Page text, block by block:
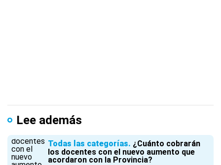
Lee además
Todas las categorías ¿Cuánto cobrarán
los docentes con el nuevo aumento que
acordaron con la Provincia?